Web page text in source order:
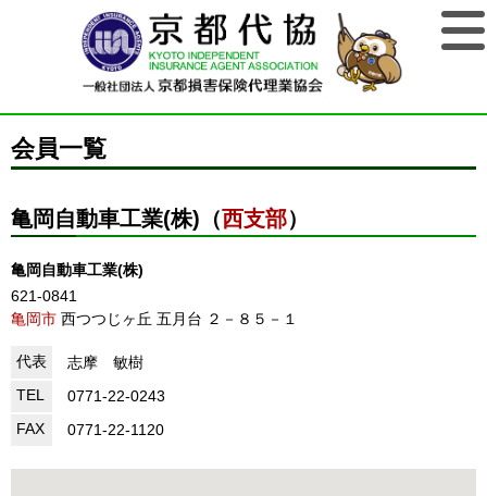
会員一覧
亀岡自動車工業(株)（西支部）
亀岡自動車工業(株)
621-0841
亀岡市 西つつじヶ丘 五月台 ２－８５－１
代表
志摩 敏樹
TEL
0771-22-0243
FAX
0771-22-1120